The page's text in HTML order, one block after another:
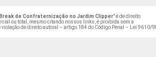
de Confraternização no Jardim Clipper" é de direito
ou total, mesmo citando nossos links, é proibida sem a
de direito autoral – artigo 184 do Código Penal –
Lei 9610/